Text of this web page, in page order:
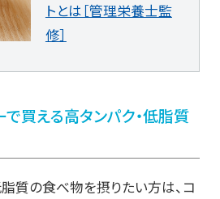
トとは［管理栄養士監
修］
買える高タンパク・低脂質
質の食べ物を摂りたい方は、コ